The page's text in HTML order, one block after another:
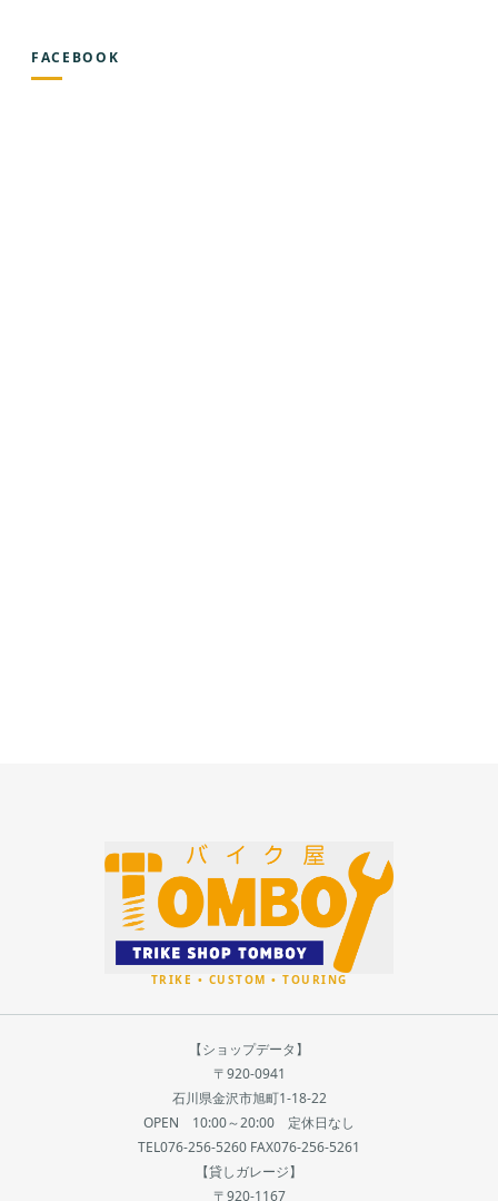
FACEBOOK
【ショップデータ】
〒920-0941
石川県金沢市旭町1-18-22
OPEN 10:00～20:00 定休日なし
TEL076-256-5260 FAX076-256-5261
【貸しガレージ】
〒920-1167